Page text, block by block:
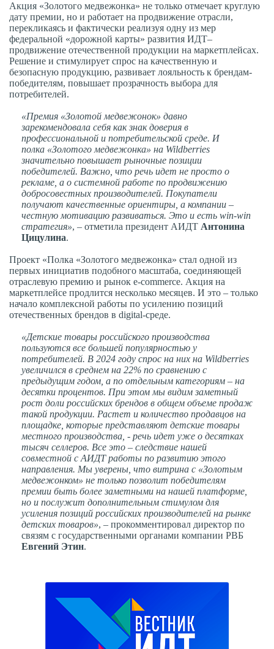
Акция «Золотого медвежонка» не только отмечает круглую
дату премии, но и работает на продвижение отрасли,
перекликаясь и фактически реализуя одну из мер
федеральной «дорожной карты» развития ИДТ–
продвижение отечественной продукции на маркетплейсах.
Решение и стимулирует спрос на качественную и
безопасную продукцию, развивает лояльность к брендам-
победителям, повышает прозрачность выбора для
потребителей.
«Премия «Золотой медвежонок» давно
зарекомендовала себя как знак доверия в
профессиональной и потребительской среде. И
полка «Золотого медвежонка» на Wildberries
значительно повышает рыночные позиции
победителей. Важно, что речь идет не просто о
рекламе, а о системной работе по продвижению
добросовестных производителей. Покупатели
получают качественные ориентиры, а компании –
честную мотивацию развиваться. Это и есть win-win
стратегия», – отметила президент АИДТ Антонина
Цицулина.
Проект «Полка «Золотого медвежонка» стал одной из
первых инициатив подобного масштаба, соединяющей
отраслевую премию и рынок e-commerce. Акция на
маркетплейсе продлится несколько месяцев. И это – только
начало комплексной работы по усилению позиций
отечественных брендов в digital-среде.
«Детские товары российского производства
пользуются все большей популярностью у
потребителей. В 2024 году спрос на них на Wildberries
увеличился в среднем на 22% по сравнению с
предыдущим годом, а по отдельным категориям – на
десятки процентов. При этом мы видим заметный
рост доли российских брендов в общем объеме продаж
такой продукции. Растет и количество продавцов на
площадке, которые представляют детские товары
местного производства, - речь идет уже о десятках
тысяч селлеров. Все это – следствие нашей
совместной с АИДТ работы по развитию этого
направления. Мы уверены, что витрина с «Золотым
медвежонком» не только позволит победителям
премии быть более заметными на нашей платформе,
но и послужит дополнительным стимулом для
усиления позиций российских производителей на рынке
детских товаров», – прокомментировал директор по
связям с государственными органами компании РВБ
Евгений Этин.